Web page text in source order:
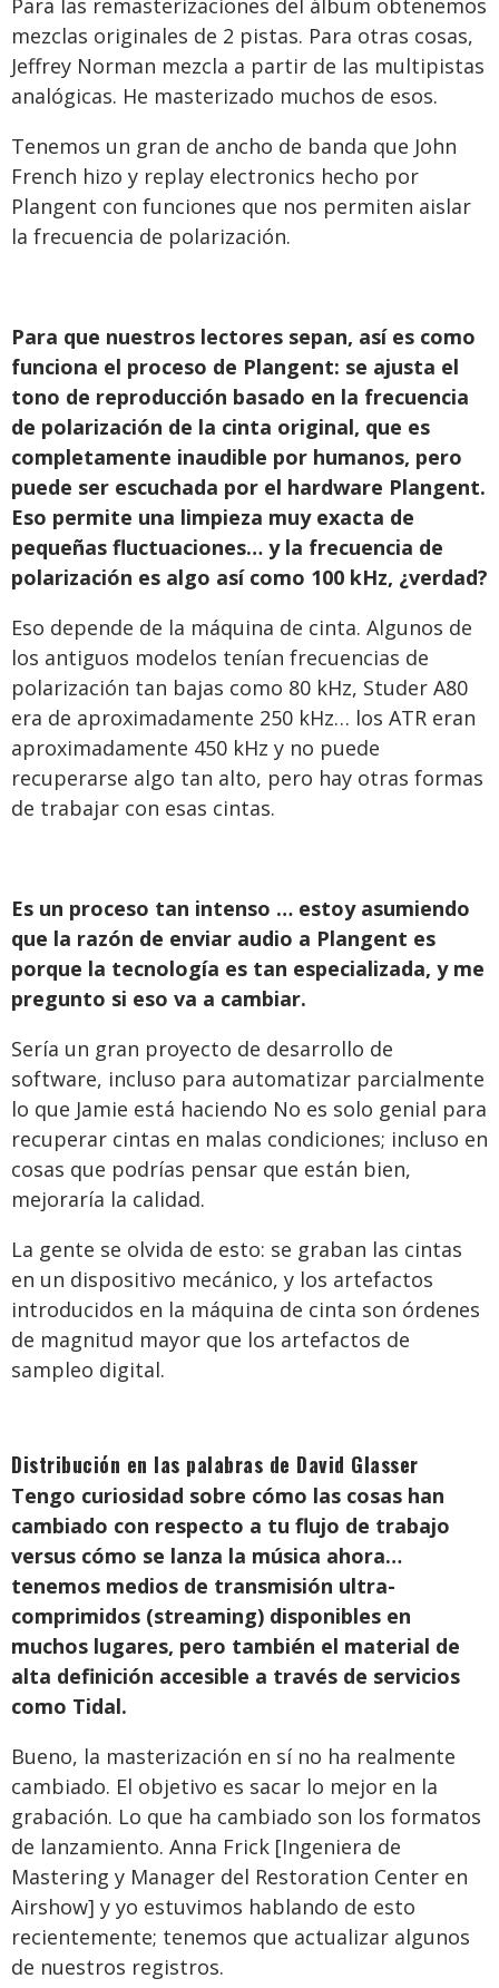
Para las remasterizaciones del álbum obtenemos
mezclas originales de 2 pistas. Para otras cosas,
Jeffrey Norman mezcla a partir de las multipistas
analógicas. He masterizado muchos de esos.
Tenemos un gran de ancho de banda que John
French hizo y replay electronics hecho por
Plangent con funciones que nos permiten aislar
la frecuencia de polarización.
Para que nuestros lectores sepan, así es como
funciona el proceso de Plangent: se ajusta el
tono de reproducción basado en la frecuencia
de polarización de la cinta original, que es
completamente inaudible por humanos, pero
puede ser escuchada por el hardware Plangent.
Eso permite una limpieza muy exacta de
pequeñas fluctuaciones… y la frecuencia de
polarización es algo así como 100 kHz, ¿verdad?
Eso depende de la máquina de cinta. Algunos de
los antiguos modelos tenían frecuencias de
polarización tan bajas como 80 kHz, Studer A80
era de aproximadamente 250 kHz… los ATR eran
aproximadamente 450 kHz y no puede
recuperarse algo tan alto, pero hay otras formas
de trabajar con esas cintas.
Es un proceso tan intenso … estoy asumiendo
que la razón de enviar audio a Plangent es
porque la tecnología es tan especializada, y me
pregunto si eso va a cambiar.
Sería un gran proyecto de desarrollo de
software, incluso para automatizar parcialmente
lo que Jamie está haciendo No es solo genial para
recuperar cintas en malas condiciones; incluso en
cosas que podrías pensar que están bien,
mejoraría la calidad.
La gente se olvida de esto: se graban las cintas
en un dispositivo mecánico, y los artefactos
introducidos en la máquina de cinta son órdenes
de magnitud mayor que los artefactos de
sampleo digital.
Distribución en las palabras de David Glasser
Tengo curiosidad sobre cómo las cosas han
cambiado con respecto a tu flujo de trabajo
versus cómo se lanza la música ahora…
tenemos medios de transmisión ultra-
comprimidos (streaming) disponibles en
muchos lugares, pero también el material de
alta definición accesible a través de servicios
como Tidal.
Bueno, la masterización en sí no ha realmente
cambiado. El objetivo es sacar lo mejor en la
grabación. Lo que ha cambiado son los formatos
de lanzamiento. Anna Frick [Ingeniera de
Mastering y Manager del Restoration Center en
Airshow] y yo estuvimos hablando de esto
recientemente; tenemos que actualizar algunos
de nuestros registros.